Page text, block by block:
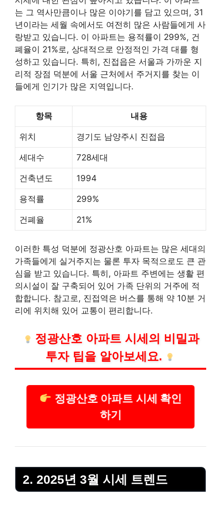
는 그 역사만큼이나 많은 이야기를 담고 있으며, 31
년이라는 세월 속에서도 여전히 많은 사람들에게 사
랑받고 있습니다. 이 아파트는 용적률이 299%, 건
폐율이 21%로, 상대적으로 안정적인 가격 대를 형
성하고 있습니다. 특히, 진접읍은 서울과 가까운 지
리적 장점 덕분에 서울 근처에서 주거지를 찾는 이
들에게 인기가 많은 지역입니다.
항목 내용
위치 경기도 남양주시 진접읍
세대수 728세대
건축년도 1994
용적률 299%
건폐율 21%
이러한 특성 덕분에 정광산호 아파트는 많은 세대의
가족들에게 실거주지는 물론 투자 목적으로도 큰 관
심을 받고 있습니다. 특히, 아파트 주변에는 생활 편
의시설이 잘 구축되어 있어 가족 단위의 거주에 적
합합니다. 참고로, 진접역은 버스를 통해 약 10분 거
리에 위치해 있어 교통이 편리합니다.
정광산호 아파트 시세의 비밀과
투자 팁을 알아보세요.
정광산호 아파트 시세 확인
하기
2. 2025년 3월 시세 트렌드